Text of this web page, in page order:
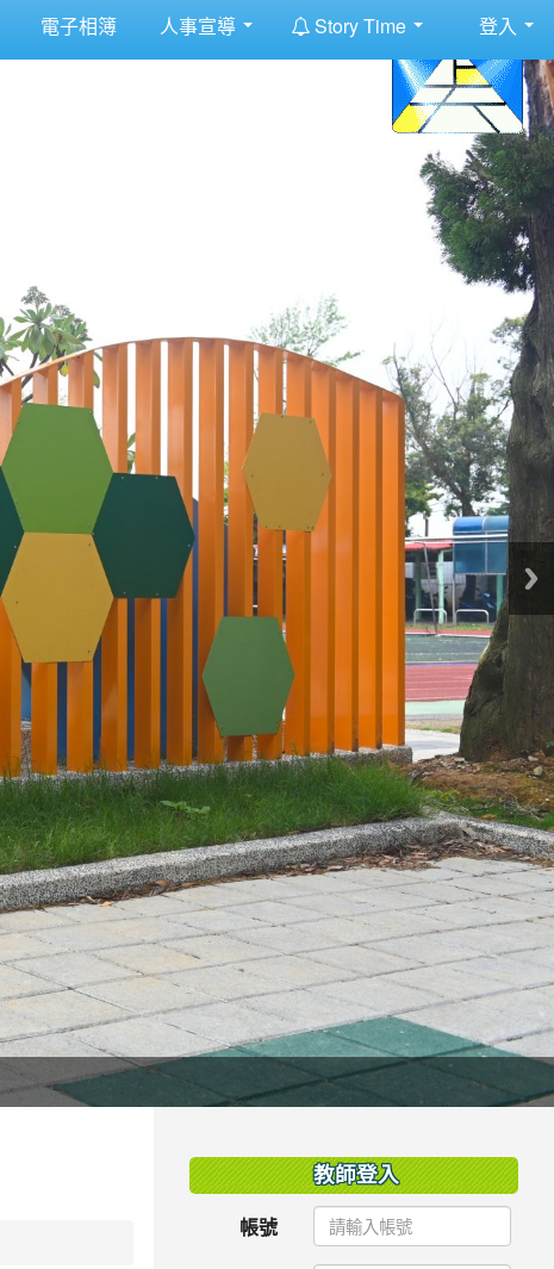
電子相簿 人事宣導 Story Time 登入
教師登入
帳號